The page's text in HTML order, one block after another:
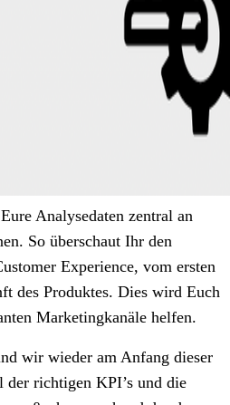
Analysedaten zentral an
So überschaut Ihr den
Experience, vom ersten
des Produktes. Dies wird Euch
Marketingkanäle helfen.
wir wieder am Anfang dieser
der richtigen KPI’s und die